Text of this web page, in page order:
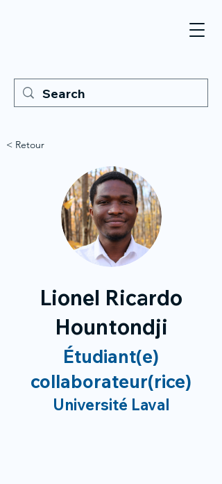
< Retour
Lionel Ricardo
Hountondji
Étudiant(e)
collaborateur(rice)
Université Laval